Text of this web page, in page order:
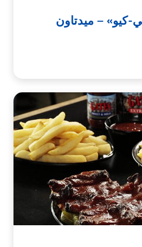
كيو» – ميدتاون